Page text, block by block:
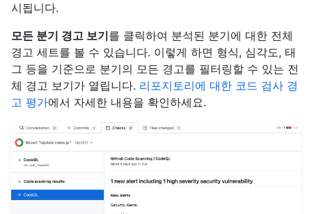
시됩니다.
모든 분기 경고 보기를 클릭하여 분석된 분기에 대한 전체
경고 세트를 볼 수 있습니다. 이렇게 하면 형식, 심각도, 태
그 등을 기준으로 분기의 모든 경고를 필터링할 수 있는 전
체 경고 보기가 열립니다. 리포지토리에 대한 코드 검사 경
고 평가에서 자세한 내용을 확인하세요.